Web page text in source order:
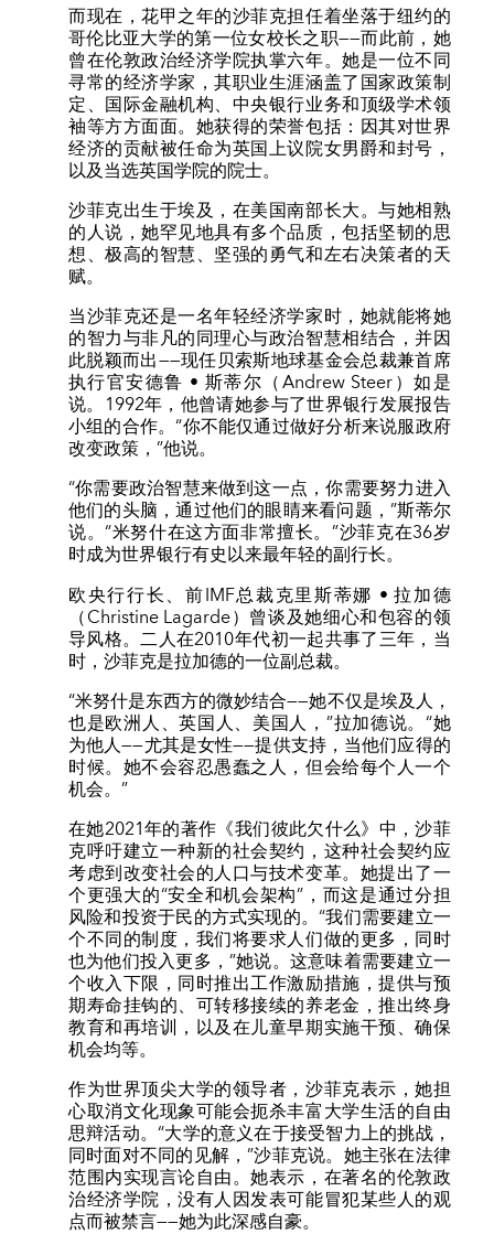
而现在，花甲之年的沙菲克担任着坐落于纽约的
哥伦比亚大学的第一位女校长之职——而此前，她
曾在伦敦政治经济学院执掌六年。她是一位不同
寻常的经济学家，其职业生涯涵盖了国家政策制
定、国际金融机构、中央银行业务和顶级学术领
袖等方方面面。她获得的荣誉包括：因其对世界
经济的贡献被任命为英国上议院女男爵和封号，
以及当选英国学院的院士。
沙菲克出生于埃及，在美国南部长大。与她相熟
的人说，她罕见地具有多个品质，包括坚韧的思
想、极高的智慧、坚强的勇气和左右决策者的天
赋。
当沙菲克还是一名年轻经济学家时，她就能将她
的智力与非凡的同理心与政治智慧相结合，并因
此脱颖而出——现任贝索斯地球基金会总裁兼首席
执行官安德鲁 • 斯蒂尔（Andrew Steer）如是
说。1992年，他曾请她参与了世界银行发展报告
小组的合作。“你不能仅通过做好分析来说服政府
改变政策，”他说。
“你需要政治智慧来做到这一点，你需要努力进入
他们的头脑，通过他们的眼睛来看问题，”斯蒂尔
说。“米努什在这方面非常擅长。”沙菲克在36岁
时成为世界银行有史以来最年轻的副行长。
欧央行行长、前IMF总裁克里斯蒂娜 • 拉加德
（Christine Lagarde）曾谈及她细心和包容的领
导风格。二人在2010年代初一起共事了三年，当
时，沙菲克是拉加德的一位副总裁。
“米努什是东西方的微妙结合——她不仅是埃及人，
也是欧洲人、英国人、美国人，”拉加德说。“她
为他人——尤其是女性——提供支持，当他们应得的
时候。她不会容忍愚蠢之人，但会给每个人一个
机会。”
在她2021年的著作《我们彼此欠什么》中，沙菲
克呼吁建立一种新的社会契约，这种社会契约应
考虑到改变社会的人口与技术变革。她提出了一
个更强大的“安全和机会架构”，而这是通过分担
风险和投资于民的方式实现的。“我们需要建立一
个不同的制度，我们将要求人们做的更多，同时
也为他们投入更多，”她说。这意味着需要建立一
个收入下限，同时推出工作激励措施，提供与预
期寿命挂钩的、可转移接续的养老金，推出终身
教育和再培训，以及在儿童早期实施干预、确保
机会均等。
作为世界顶尖大学的领导者，沙菲克表示，她担
心取消文化现象可能会扼杀丰富大学生活的自由
思辩活动。“大学的意义在于接受智力上的挑战，
同时面对不同的见解，”沙菲克说。她主张在法律
范围内实现言论自由。她表示，在著名的伦敦政
治经济学院，没有人因发表可能冒犯某些人的观
点而被禁言——她为此深感自豪。